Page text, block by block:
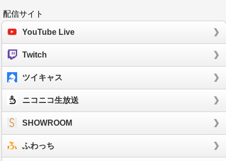
配信サイト
YouTube Live
Twitch
ツイキャス
ニコニコ生放送
SHOWROOM
ふわっち